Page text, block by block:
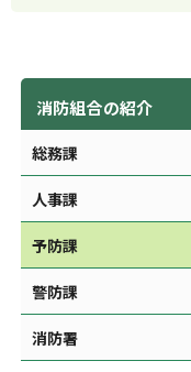
消防組合の紹介
総務課
人事課
予防課
警防課
消防署